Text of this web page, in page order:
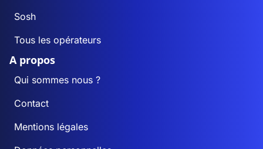
Sosh
Tous les opérateurs
A propos
Qui sommes nous ?
Contact
Mentions légales